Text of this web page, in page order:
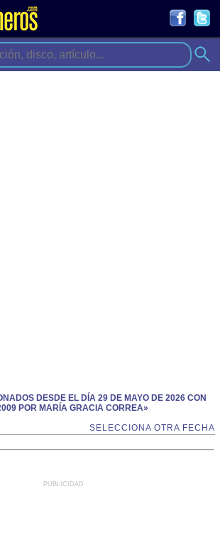
DESDE EL DÍA 29 DE MAYO DE 2026 CON
POR MARÍA GRACIA CORREA»
SELECCIONA OTRA FECHA
PUBLICIDAD